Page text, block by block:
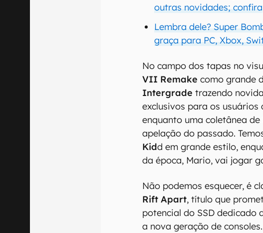
outras novidades; confira
Lembra dele? Super
graça para PC, Xbox,
No campo dos tapas no
VII Remake como grande
Intergrade trazendo
exclusivos para os usuários
enquanto uma coletânea de
apelação do passado.
Kidd em grande estilo,
da época, Mario, vai jogar
Não podemos esquecer, é
Rift Apart, título que
potencial do SSD dedicado
a nova geração de